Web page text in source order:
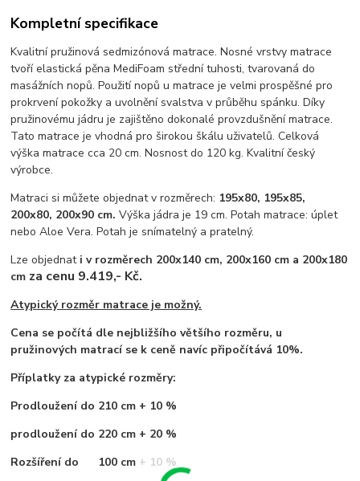
Kompletní specifikace
Kvalitní pružinová sedmizónová matrace. Nosné vrstvy matrace
tvoří elastická pěna MediFoam střední tuhosti, tvarovaná do
masážních nopů. Použití nopů u matrace je velmi prospěšné pro
prokrvení pokožky a uvolnění svalstva v průběhu spánku. Díky
pružinovému jádru je zajištěno dokonalé provzdušnění matrace.
Tato matrace je vhodná pro širokou škálu uživatelů. Celková
výška matrace cca 20 cm. Nosnost do 120 kg. Kvalitní český
výrobce.
Matraci si můžete objednat v rozměrech: 195x80, 195x85,
200x80, 200x90 cm.Výška jádra je 19 cm. Potah matrace: úplet
nebo Aloe Vera. Potah je snímatelný a pratelný.
Lze objednat i v rozměrech 200x140 cm, 200x160 cm a 200x180
cm za cenu 9.419,- Kč.
Atypický rozměr matrace je možný.
Cena se počítá dle nejbližšího většího rozměru, u
pružinových matrací se k ceně navíc připočítává 10%.
Příplatky za atypické rozměry:
Prodloužení do 210 cm + 10 %
prodloužení do 220 cm + 20 %
Rozšíření do 100 cm + 10 %